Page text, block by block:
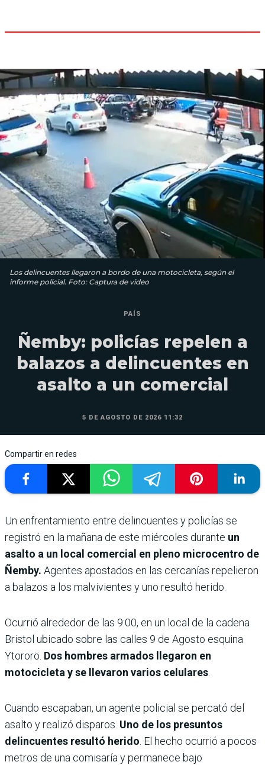
Los delincuentes llegaron a bordo de una motocicleta, según el
informe policial. Foto: Captura de video
PAÍS
Ñemby: policías repelen a
balazos a delincuentes en
asalto a un comercial
5 DE AGOSTO DE 2026 11:32
Compartir en redes
Un enfrentamiento entre delincuentes y policías se
registró en la mañana de este miércoles durante un
asalto a un local comercial en pleno microcentro de
Ñemby. Agentes apostados en las cercanías repelieron
a balazos a los malvivientes y uno resultó herido.
Ocurrió alrededor de las 9:00, en un local de la cadena
Bristol ubicado sobre las calles 9 de Agosto esquina
Ytororö. Dos hombres armados llegaron en
motocicleta y se llevaron varios celulares.
Cuando escapaban, un agente policial se percató del
asalto y realizó disparos. Uno de los presuntos
delincuentes resultó herido. El hecho ocurrió a pocos
metros de una comisaría y permanece bajo